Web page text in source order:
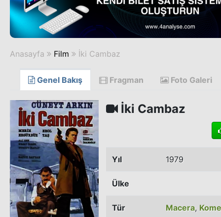
Anasayfa Film İki Cambaz
Genel Bakış Fragman Foto Galeri
İki Cambaz
Yıl 1979
Ülke
Tür Macera,